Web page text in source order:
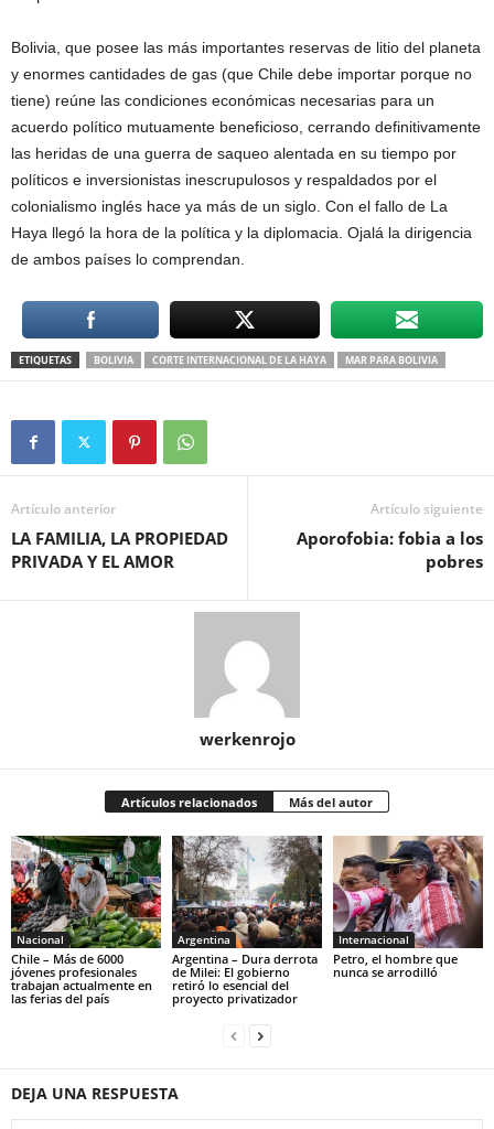
Bolivia, que posee las más importantes reservas de litio del planeta
y enormes cantidades de gas (que Chile debe importar porque no
tiene) reúne las condiciones económicas necesarias para un
acuerdo político mutuamente beneficioso, cerrando definitivamente
las heridas de una guerra de saqueo alentada en su tiempo por
políticos e inversionistas inescrupulosos y respaldados por el
colonialismo inglés hace ya más de un siglo. Con el fallo de La
Haya llegó la hora de la política y la diplomacia. Ojalá la dirigencia
de ambos países lo comprendan.
ETIQUETAS BOLIVIA CORTE INTERNACIONAL DE LA HAYA MAR PARA BOLIVIA
Artículo anterior
LA FAMILIA, LA PROPIEDAD
PRIVADA Y EL AMOR
Artículo siguiente
Aporofobia: fobia a los
pobres
werkenrojo
Artículos relacionados Más del autor
Nacional
Chile – Más de 6000
jóvenes profesionales
trabajan actualmente en
las ferias del país
Argentina
Argentina – Dura derrota
de Milei: El gobierno
retiró lo esencial del
proyecto privatizador
Internacional
Petro, el hombre que
nunca se arrodilló
DEJA UNA RESPUESTA